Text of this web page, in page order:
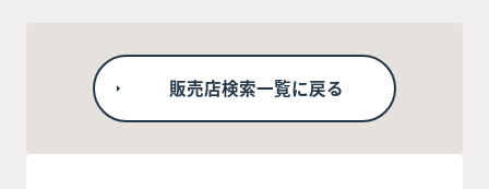
販売店検索一覧に戻る